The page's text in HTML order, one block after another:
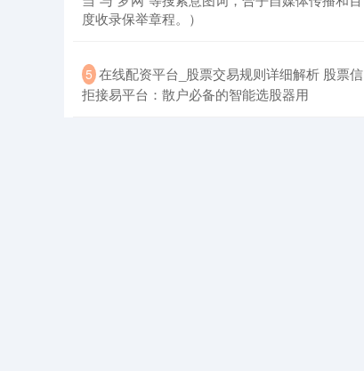
度收录保举章程。）
5 ​在线配资平台_股票交易规则详细解析 股票信
拒接易平台：散户必备的智能选股器用